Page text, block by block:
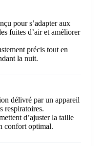
pour s’adapter aux
fuites d’air et améliorer
précis tout en
la nuit.
délivré par un appareil
respiratoires.
d’ajuster la taille
confort optimal.